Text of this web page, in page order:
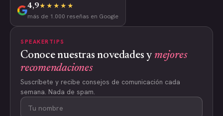
4,9★★★★★
más de 1.000 reseñas en Google
SPEAKERTIPS
Conoce nuestras novedades y mejores
recomendaciones
Suscríbete y recibe consejos de comunicación cada
semana. Nada de spam.